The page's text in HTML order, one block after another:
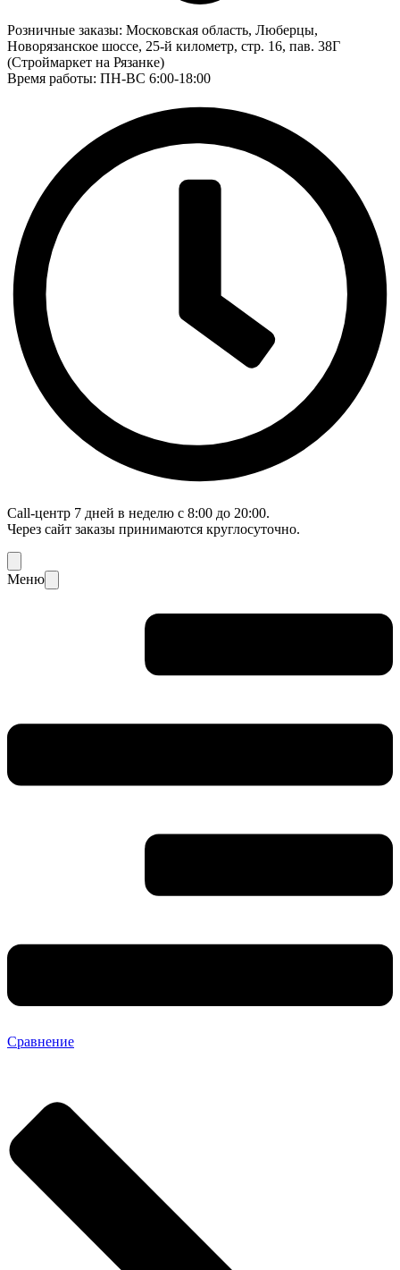
Розничные заказы: Московская область, Люберцы,
Новорязанское шоссе, 25-й километр, стр. 16, пав. 38Г
(Строймаркет на Рязанке)
Время работы: ПН-ВС 6:00-18:00
Call-центр 7 дней в неделю с 8:00 до 20:00.
Через сайт заказы принимаются круглосуточно.
Меню
Сравнение